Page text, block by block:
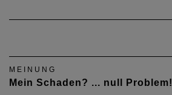
MEINUNG
Mein Schaden? ... null Problem!